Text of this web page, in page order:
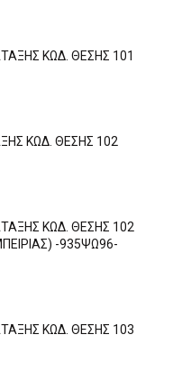
ΚΩΔ. ΘΕΣΗΣ 101
ΚΩΔ. ΘΕΣΗΣ 102
ΚΩΔ. ΘΕΣΗΣ 102
-935ΨΩ96-
ΚΩΔ. ΘΕΣΗΣ 103